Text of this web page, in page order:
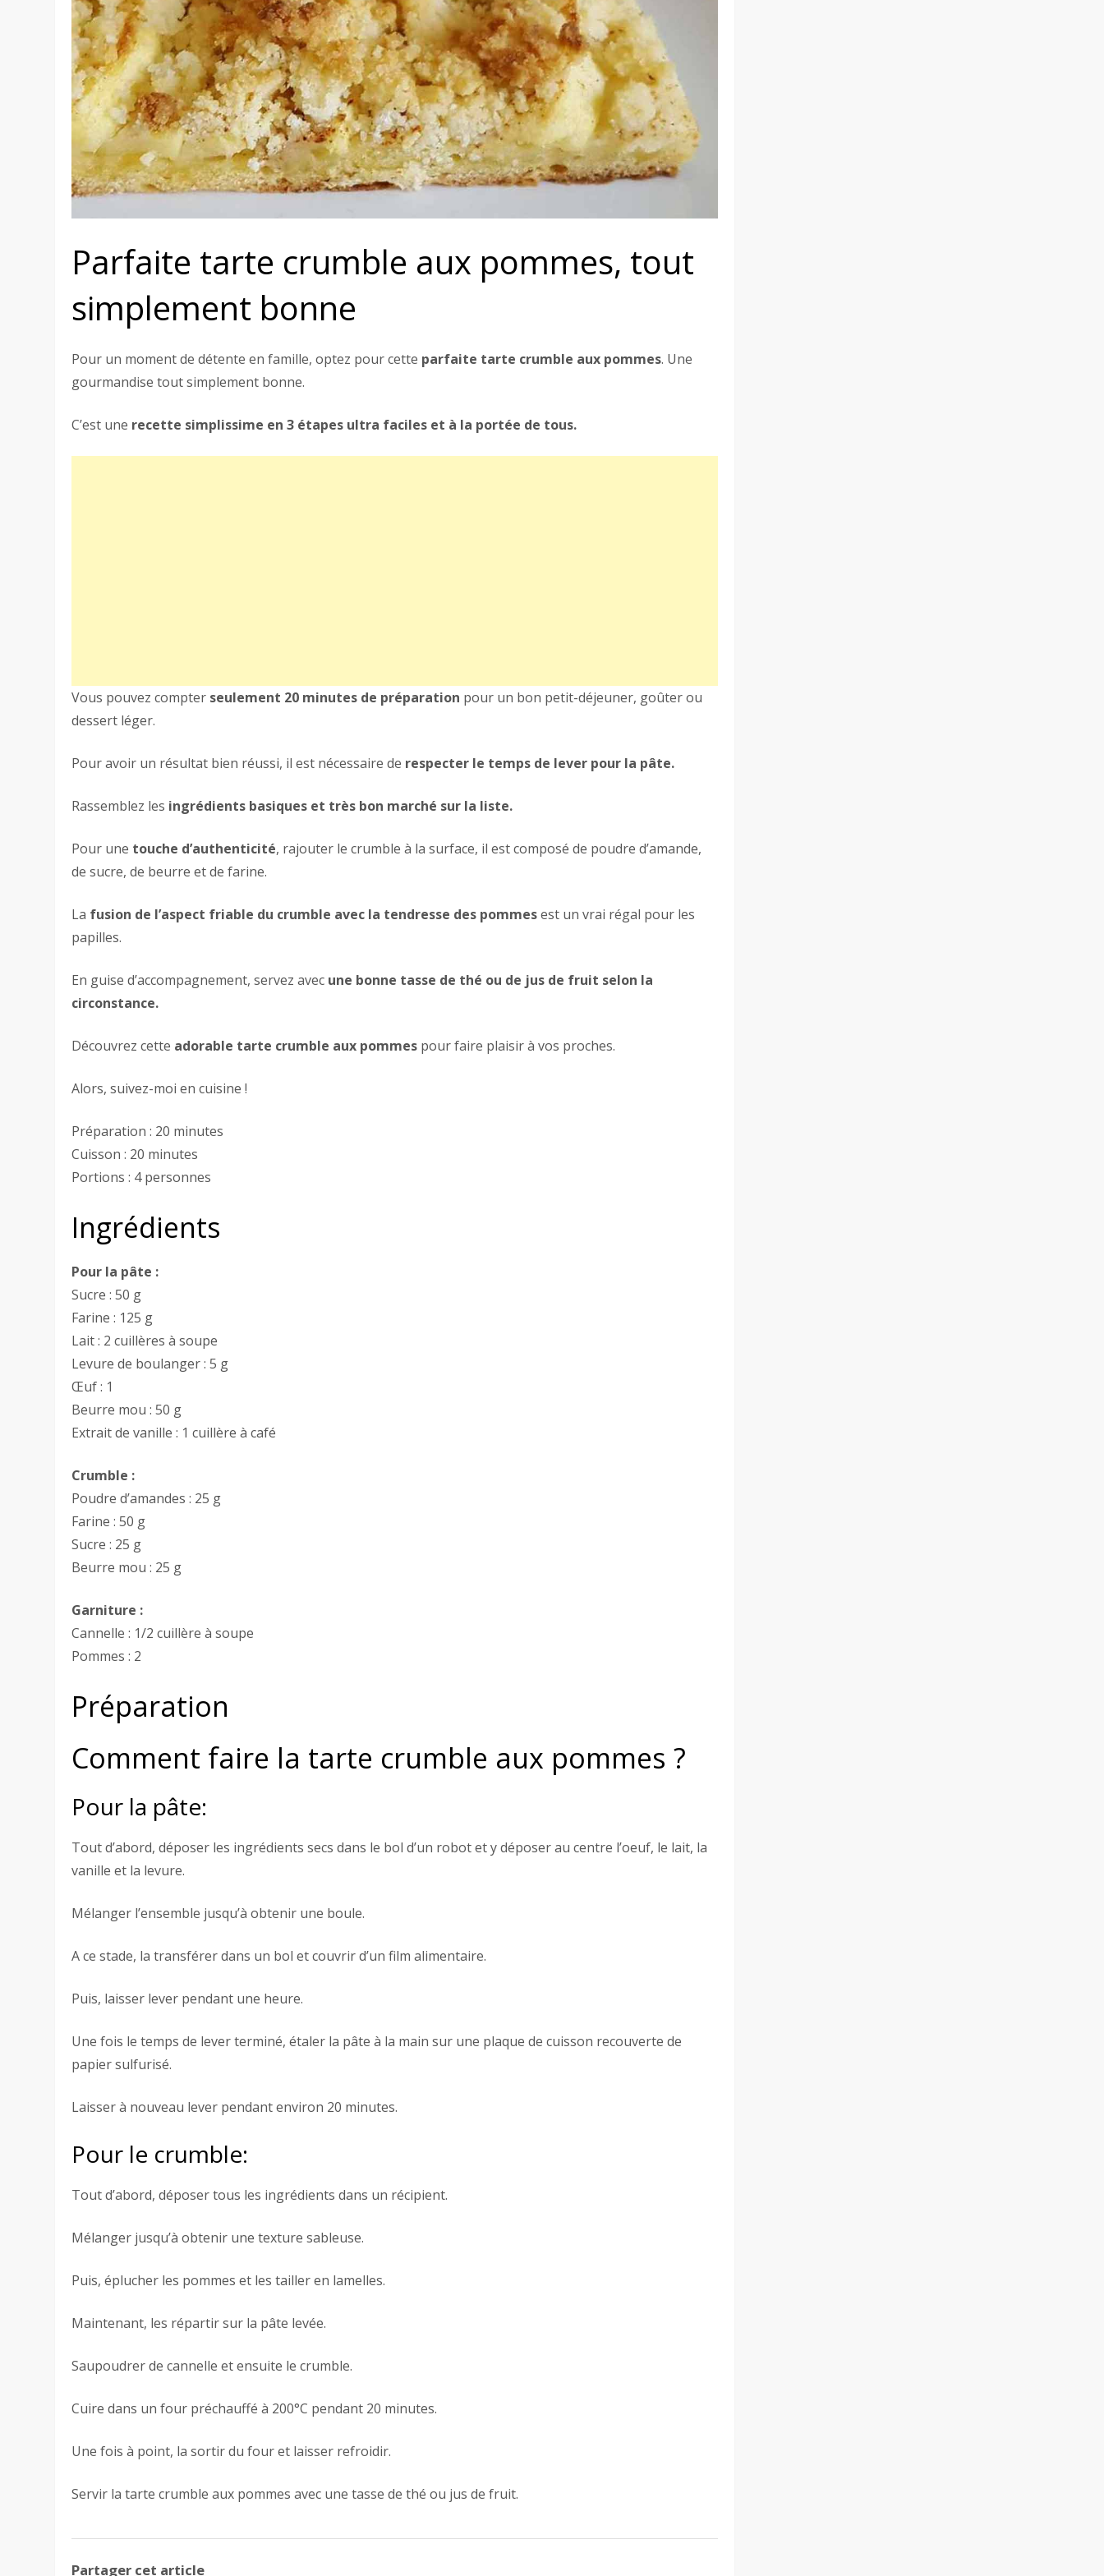
Parfaite tarte crumble aux pommes, tout
simplement bonne
Pour un moment de détente en famille, optez pour cette parfaite tarte crumble aux pommes. Une
gourmandise tout simplement bonne.
C’est une recette simplissime en 3 étapes ultra faciles et à la portée de tous.
Vous pouvez compter seulement 20 minutes de préparation pour un bon petit-déjeuner, goûter ou
dessert léger.
Pour avoir un résultat bien réussi, il est nécessaire de respecter le temps de lever pour la pâte.
Rassemblez les ingrédients basiques et très bon marché sur la liste.
Pour une touche d’authenticité, rajouter le crumble à la surface, il est composé de poudre d’amande,
de sucre, de beurre et de farine.
La fusion de l’aspect friable du crumble avec la tendresse des pommesest un vrai régal pour les
papilles.
En guise d’accompagnement, servez avec une bonne tasse de thé ou de jus de fruit selon la
circonstance.
Découvrez cette adorable tarte crumble aux pommes pour faire plaisir à vos proches.
Alors, suivez-moi en cuisine !
Préparation : 20 minutes
Cuisson : 20 minutes
Portions : 4 personnes
Ingrédients
Pour la pâte :
Sucre : 50 g
Farine : 125 g
Lait : 2 cuillères à soupe
Levure de boulanger : 5 g
Œuf : 1
Beurre mou : 50 g
Extrait de vanille : 1 cuillère à café
Crumble :
Poudre d’amandes : 25 g
Farine : 50 g
Sucre : 25 g
Beurre mou : 25 g
Garniture :
Cannelle : 1/2 cuillère à soupe
Pommes : 2
Préparation
Comment faire la tarte crumble aux pommes ?
Pour la pâte:
Tout d’abord, déposer les ingrédients secs dans le bol d’un robot et y déposer au centre l’oeuf, le lait, la
vanille et la levure.
Mélanger l’ensemble jusqu’à obtenir une boule.
A ce stade, la transférer dans un bol et couvrir d’un film alimentaire.
Puis, laisser lever pendant une heure.
Une fois le temps de lever terminé, étaler la pâte à la main sur une plaque de cuisson recouverte de
papier sulfurisé.
Laisser à nouveau lever pendant environ 20 minutes.
Pour le crumble:
Tout d’abord, déposer tous les ingrédients dans un récipient.
Mélanger jusqu’à obtenir une texture sableuse.
Puis, éplucher les pommes et les tailler en lamelles.
Maintenant, les répartir sur la pâte levée.
Saupoudrer de cannelle et ensuite le crumble.
Cuire dans un four préchauffé à 200°C pendant 20 minutes.
Une fois à point, la sortir du four et laisser refroidir.
Servir la tarte crumble aux pommes avec une tasse de thé ou jus de fruit.
Partager cet article